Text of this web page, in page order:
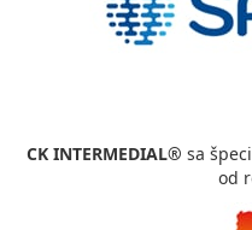
CK INTERMEDIAL® sa
od